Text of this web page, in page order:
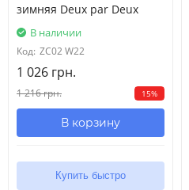
зимняя Deux par Deux
В наличии
Код: ZC02 W22
1 026 грн.
1 216 грн. 15%
В корзину
Купить быстро